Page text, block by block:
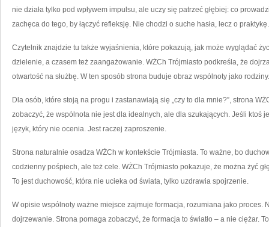
nie działa tylko pod wpływem impulsu, ale uczy się patrzeć głębiej: co
zachęca do tego, by łączyć refleksję. Nie chodzi o suche hasła, lecz o praktykę.
Czytelnik znajdzie tu także wyjaśnienia, które pokazują, jak może wyglądać
dzielenie, a czasem też zaangażowanie. WŻCh Trójmiasto podkreśla, że
otwartość na służbę. W ten sposób strona buduje obraz wspólnoty jako rodziny.
Dla osób, które stoją na progu i zastanawiają się „czy to dla mnie?”, strona
zobaczyć, że wspólnota nie jest dla idealnych, ale dla szukających. Jeśli ktoś
język, który nie ocenia. Jest raczej zaproszenie.
Strona naturalnie osadza WŻCh w kontekście Trójmiasta. To ważne, bo
codzienny pośpiech, ale też cele. WŻCh Trójmiasto pokazuje, że można żyć
To jest duchowość, która nie ucieka od świata, tylko uzdrawia spojrzenie.
W opisie wspólnoty ważne miejsce zajmuje formacja, rozumiana jako proces.
dojrzewanie. Strona pomaga zobaczyć, że formacja to światło – a nie ciężar.